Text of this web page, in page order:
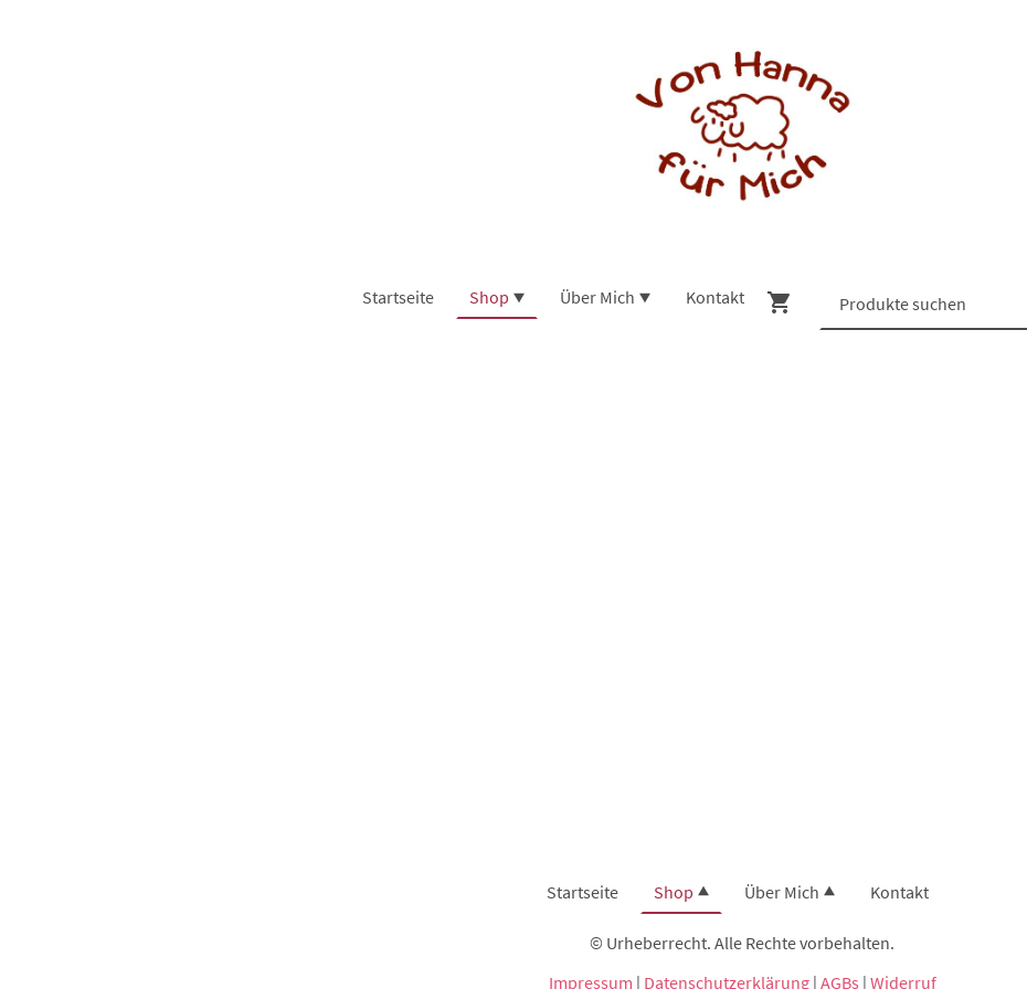
Startseite Shop Über Mich Kontakt
Startseite Shop Über Mich Kontakt
© Urheberrecht. Alle Rechte vorbehalten.
Impressum | Datenschutzerklärung| AGBs | Widerruf